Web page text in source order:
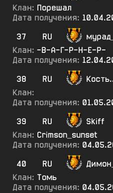
Клан: Порешал
Дата получения:
37
RU
Клан: -В-А-Г-Р-Н-Е-Р-
Дата получения:
38
RU
Клан:
Дата получения:
39
RU
Skiff
Клан: Crimson_sunset
Дата получения:
40
RU
Клан: Томь
Дата получения: